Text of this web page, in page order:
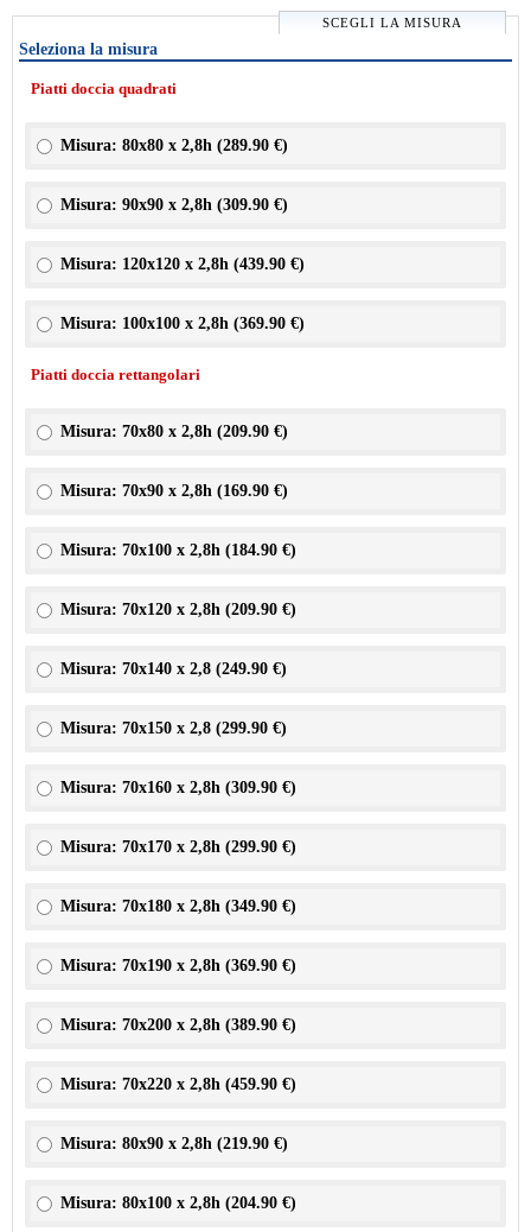
SCEGLI LA MISURA
Seleziona la misura
Piatti doccia quadrati
Misura: 80x80 x 2,8h (289.90 €)
Misura: 90x90 x 2,8h (309.90 €)
Misura: 120x120 x 2,8h (439.90 €)
Misura: 100x100 x 2,8h (369.90 €)
Piatti doccia rettangolari
Misura: 70x80 x 2,8h (209.90 €)
Misura: 70x90 x 2,8h (169.90 €)
Misura: 70x100 x 2,8h (184.90 €)
Misura: 70x120 x 2,8h (209.90 €)
Misura: 70x140 x 2,8 (249.90 €)
Misura: 70x150 x 2,8 (299.90 €)
Misura: 70x160 x 2,8h (309.90 €)
Misura: 70x170 x 2,8h (299.90 €)
Misura: 70x180 x 2,8h (349.90 €)
Misura: 70x190 x 2,8h (369.90 €)
Misura: 70x200 x 2,8h (389.90 €)
Misura: 70x220 x 2,8h (459.90 €)
Misura: 80x90 x 2,8h (219.90 €)
Misura: 80x100 x 2,8h (204.90 €)